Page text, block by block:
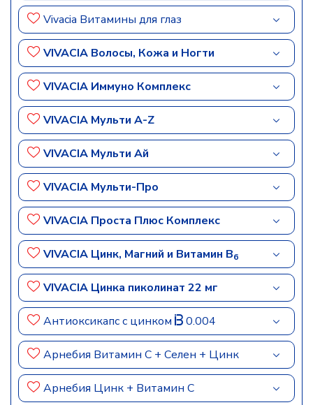
Vivacia Витамины для глаз
VIVACIA Волосы, Кожа и Ногти
VIVACIA Иммуно Комплекс
VIVACIA Мульти A-Z
VIVACIA Мульти Ай
VIVACIA Мульти-Про
VIVACIA Проста Плюс Комплекс
VIVACIA Цинк, Магний и Витамин B6
VIVACIA Цинка пиколинат 22 мг
Антиоксикапс с цинком 0.004
Арнебия Витамин С + Селен + Цинк
Арнебия Цинк + Витамин C